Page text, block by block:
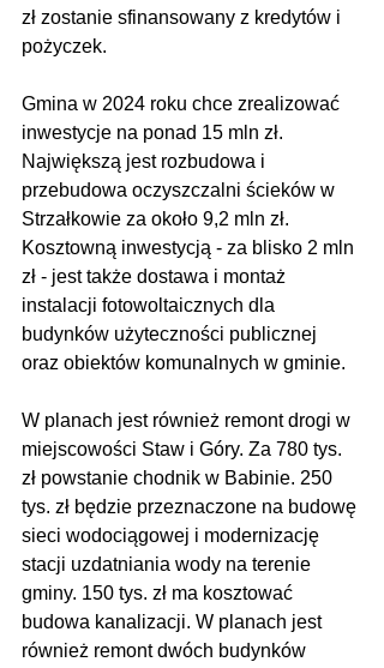
zł zostanie sfinansowany z kredytów i
pożyczek.
Gmina w 2024 roku chce zrealizować
inwestycje na ponad 15 mln zł.
Największą jest rozbudowa i
przebudowa oczyszczalni ścieków w
Strzałkowie za około 9,2 mln zł.
Kosztowną inwestycją - za blisko 2 mln
zł - jest także dostawa i montaż
instalacji fotowoltaicznych dla
budynków użyteczności publicznej
oraz obiektów komunalnych w gminie.
W planach jest również remont drogi w
miejscowości Staw i Góry. Za 780 tys.
zł powstanie chodnik w Babinie. 250
tys. zł będzie przeznaczone na budowę
sieci wodociągowej i modernizację
stacji uzdatniania wody na terenie
gminy. 150 tys. zł ma kosztować
budowa kanalizacji. W planach jest
również remont dwóch budynków